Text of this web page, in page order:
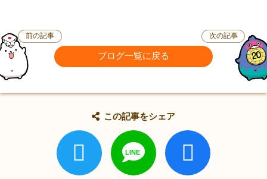
前の記事
ブログ一覧に戻る
次の記事
この記事をシェア